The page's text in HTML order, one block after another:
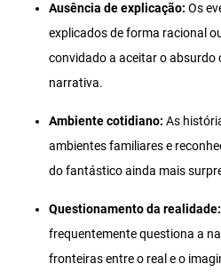
Ausência de explicação: Os
explicados de forma racional
convidado a aceitar o absurdo
narrativa.
Ambiente cotidiano: As
ambientes familiares e
do fantástico ainda mais
Questionamento da realidade:
frequentemente questiona a
fronteiras entre o real e o